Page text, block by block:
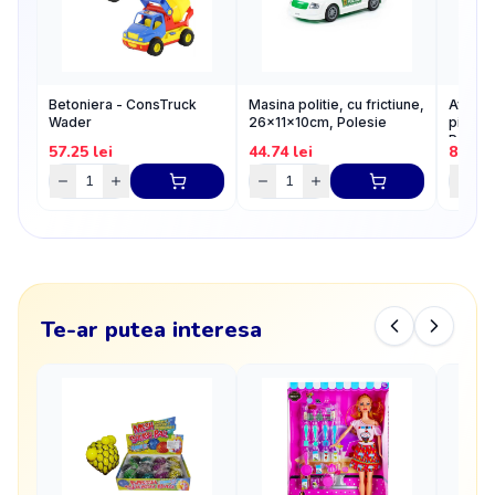
Betoniera - ConsTruck
Wader
57.25 lei
Masina politie, cu frictiune,
26x11x10cm, Polesie
44.74lei
Avion
piese,
80.21
Te-ar putea interesa